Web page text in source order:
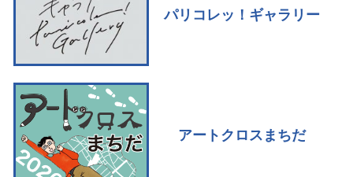
パリコレッ！ギャラリー
アートクロスまちだ